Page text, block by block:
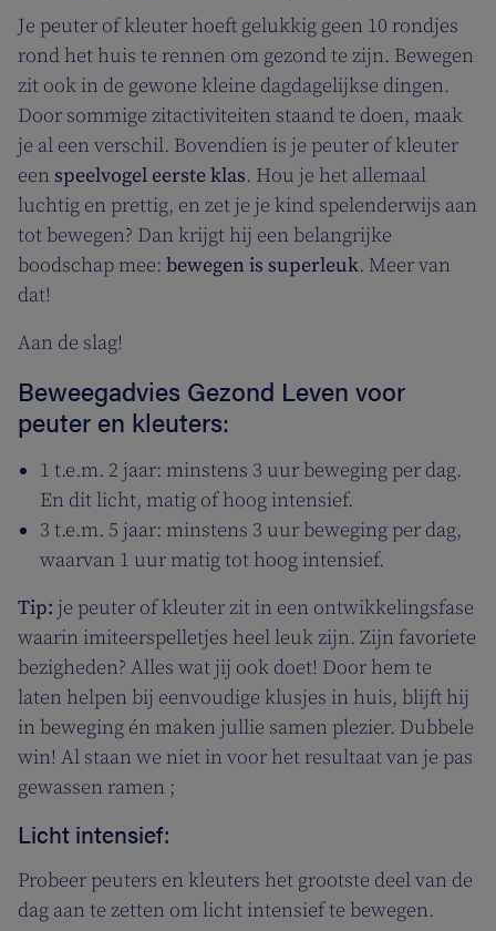
Je peuter of kleuter hoeft gelukkig geen 10 rondjes
rond het huis te rennen om gezond te zijn. Bewegen
zit ook in de gewone kleine dagdagelijkse dingen.
Door sommige zitactiviteiten staand te doen, maak
je al een verschil. Bovendien is je peuter of kleuter
een speelvogel eerste klas. Hou je het allemaal
luchtig en prettig, en zet je je kind spelenderwijs aan
tot bewegen? Dan krijgt hij een belangrijke
boodschap mee: bewegen is superleuk. Meer van
dat!
Aan de slag!
Beweegadvies Gezond Leven voor
peuter en kleuters:
1 t.e.m. 2 jaar: minstens 3 uur beweging per dag.
En dit licht, matig of hoog intensief.
3 t.e.m. 5 jaar: minstens 3 uur beweging per dag,
waarvan 1 uur matig tot hoog intensief.
Tip: je peuter of kleuter zit in een ontwikkelingsfase
waarin imiteerspelletjes heel leuk zijn. Zijn favoriete
bezigheden? Alles wat jij ook doet! Door hem te
laten helpen bij eenvoudige klusjes in huis, blijft hij
in beweging én maken jullie samen plezier. Dubbele
win! Al staan we niet in voor het resultaat van je pas
gewassen ramen ;
Licht intensief:
Probeer peuters en kleuters het grootste deel van de
dag aan te zetten om licht intensief te bewegen.